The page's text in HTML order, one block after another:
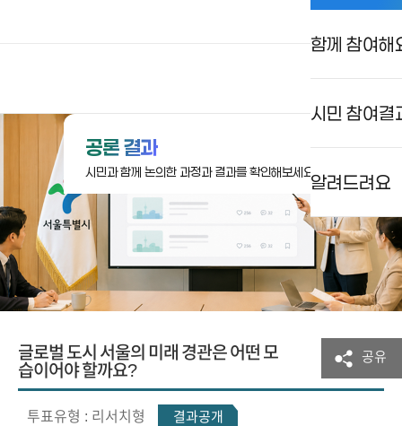
로그인
함께 참여해
시민 참여결
알려드려요
공론 결과
시민과 함께 논의한 과정과 결과를 확인해보세요.
글로벌 도시 서울의 미래 경관은 어떤 모
습이어야 할까요?
공유
투표유형 : 리서치형 결과공개